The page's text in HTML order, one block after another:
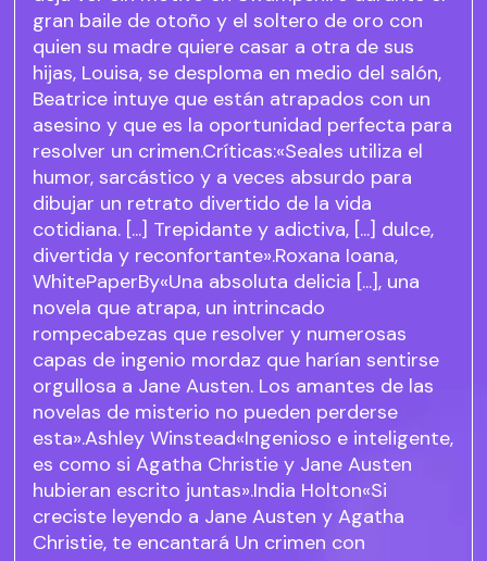
gran baile de otoño y el soltero de oro con
quien su madre quiere casar a otra de sus
hijas, Louisa, se desploma en medio del salón,
Beatrice intuye que están atrapados con un
asesino y que es la oportunidad perfecta para
resolver un crimen.Críticas:«Seales utiliza el
humor, sarcástico y a veces absurdo para
dibujar un retrato divertido de la vida
cotidiana. [...] Trepidante y adictiva, [...] dulce,
divertida y reconfortante».Roxana Ioana,
WhitePaperBy«Una absoluta delicia [...], una
novela que atrapa, un intrincado
rompecabezas que resolver y numerosas
capas de ingenio mordaz que harían sentirse
orgullosa a Jane Austen. Los amantes de las
novelas de misterio no pueden perderse
esta».Ashley Winstead«Ingenioso e inteligente,
es como si Agatha Christie y Jane Austen
hubieran escrito juntas».India Holton«Si
creciste leyendo a Jane Austen y Agatha
Christie, te encantará Un crimen con